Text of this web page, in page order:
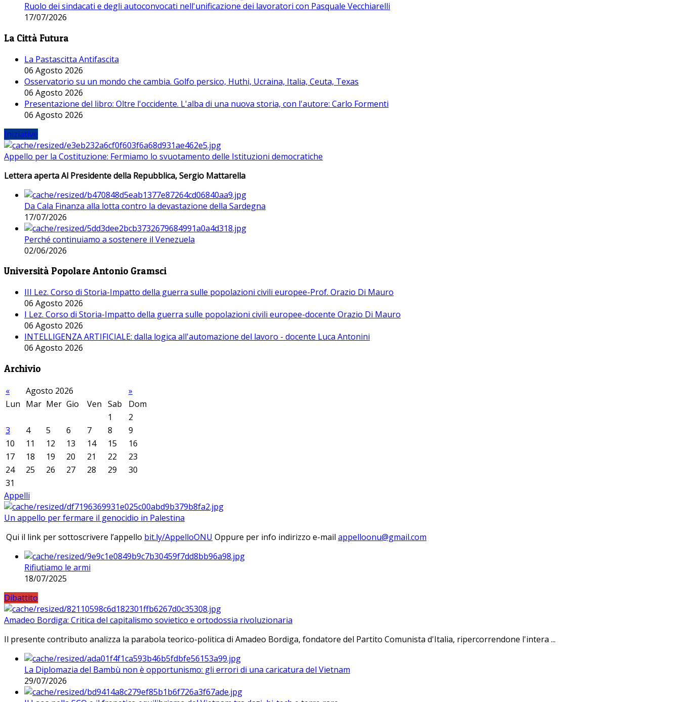
Ruolo dei sindacati e degli autoconvocati nell'unificazione dei lavoratori con Pasquale Vecchiarelli
17/07/2026
La Città Futura
La Pastascitta Antifascita
06 Agosto 2026
Osservatorio su un mondo che cambia. Golfo persico, Huthi, Ucraina, Italia, Ceuta, Texas
06 Agosto 2026
Presentazione del libro: Oltre l'occidente. L'alba di una nuova storia, con l'autore: Carlo Formenti
06 Agosto 2026
Iniziative
Appello per la Costituzione: Fermiamo lo svuotamento delle Istituzioni democratiche
Lettera aperta Al Presidente della Repubblica, Sergio Mattarella
Da Cala Finanza alla lotta contro la devastazione della Sardegna
17/07/2026
Perché continuiamo a sostenere il Venezuela
02/06/2026
Università Popolare Antonio Gramsci
III Lez. Corso di Storia-Impatto della guerra sulle popolazioni civili europee-Prof. Orazio Di Mauro
06 Agosto 2026
I Lez. Corso di Storia-Impatto della guerra sulle popolazioni civili europee-docente Orazio Di Mauro
06 Agosto 2026
INTELLIGENZA ARTIFICIALE: dalla logica all'automazione del lavoro - docente Luca Antonini
06 Agosto 2026
Archivio
« Agosto 2026
»
Lun Mar Mer Gio Ven Sab
Dom
1
2
3
4 5 6 7 8
9
10
11 12 13 14 15
16
17
18 19 20 21 22
23
24
25 26 27 28 29
30
31
Appelli
Un appello per fermare il genocidio in Palestina
Qui il link per sottoscrivere l’appello bit.ly/AppelloONU Oppure per info indirizzo e-mail
Rifiutiamo le armi
18/07/2025
Dibattito
Amadeo Bordiga: Critica del capitalismo sovietico e ortodossia rivoluzionaria
Il presente contributo analizza la parabola teorico-politica di Amadeo Bordiga, fondatore del Partito Comunista d'Italia, ripercorrendone l'intera ...
La Diplomazia del Bambù non è opportunismo: gli errori di una caricatura del Vietnam
29/07/2026